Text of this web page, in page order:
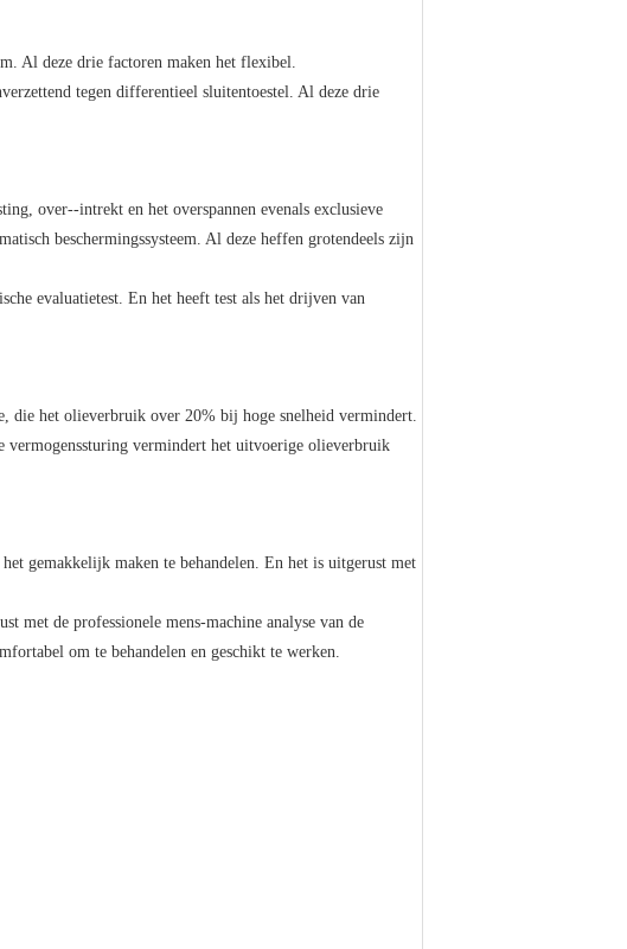
Al deze drie factoren maken het flexibel.
tegen differentieel sluitentoestel. Al deze drie
over--intrekt en het overspannen evenals exclusieve
beschermingssysteem. Al deze heffen grotendeels zijn
evaluatietest. En het heeft test als het drijven van
die het olieverbruik over 20% bij hoge snelheid vermindert.
vermogenssturing vermindert het uitvoerige olieverbruik
gemakkelijk maken te behandelen. En het is uitgerust met
met de professionele mens-machine analyse van de
om te behandelen en geschikt te werken.